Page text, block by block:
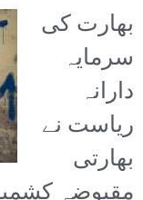
بھارت کی
سرمایہ
دارانہ
ریاست نے
بھارتی